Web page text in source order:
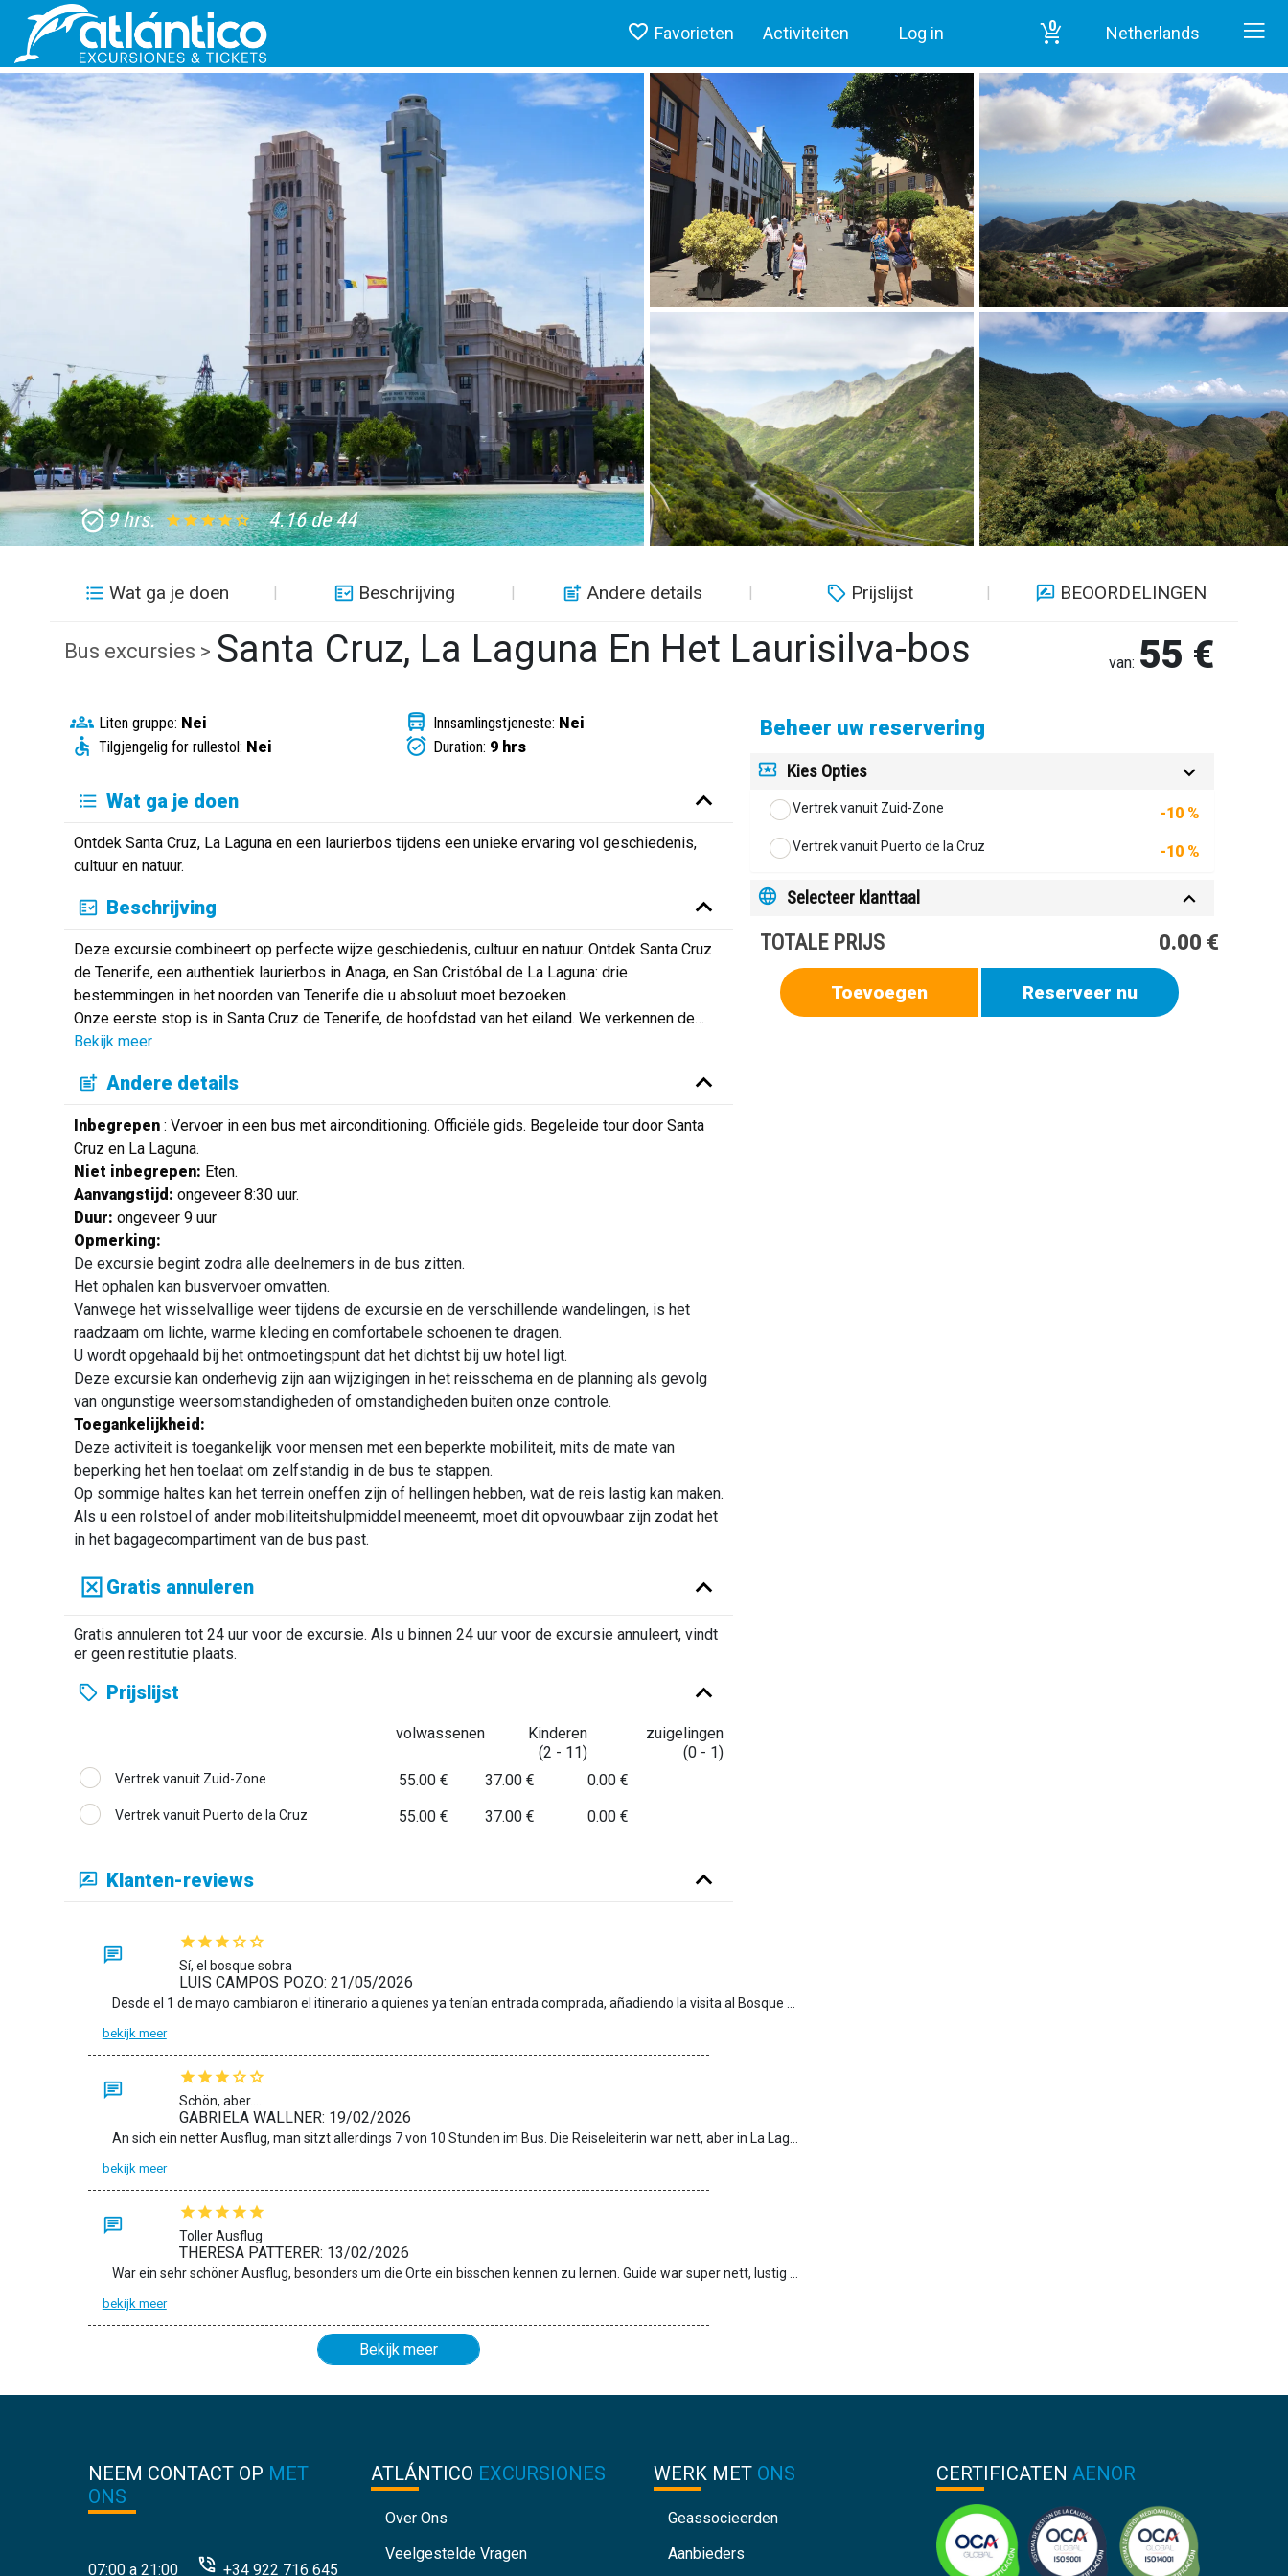
Favorieten Activiteiten Log in 0 Netherlands
9 hrs. 4.16 de 44
Wat ga je doen Beschrijving Andere details Prijslijst BEOORDELINGEN
Bus excursies > Santa Cruz, La Laguna En Het Laurisilva-bos van: 55 €
Liten gruppe: Nei Innsamlingstjeneste: Nei
Tilgjengelig for rullestol: Nei Duration: 9 hrs
Wat ga je doen
Ontdek Santa Cruz, La Laguna en een laurierbos tijdens een unieke ervaring vol geschiedenis,
cultuur en natuur.
Beschrijving
Deze excursie combineert op perfecte wijze geschiedenis, cultuur en natuur. Ontdek Santa Cruz
de Tenerife, een authentiek laurierbos in Anaga, en San Cristóbal de La Laguna: drie
bestemmingen in het noorden van Tenerife die u absoluut moet bezoeken.
Onze eerste stop is in Santa Cruz de Tenerife, de hoofdstad van het eiland. We verkennen de…
Bekijk meer
Andere details
Inbegrepen: Vervoer in een bus met airconditioning. Officiële gids. Begeleide tour door Santa
Cruz en La Laguna.
Niet inbegrepen: Eten.
Aanvangstijd: ongeveer 8:30 uur.
Duur: ongeveer 9 uur
Opmerking:
De excursie begint zodra alle deelnemers in de bus zitten.
Het ophalen kan busvervoer omvatten.
Vanwege het wisselvallige weer tijdens de excursie en de verschillende wandelingen, is het
raadzaam om lichte, warme kleding en comfortabele schoenen te dragen.
U wordt opgehaald bij het ontmoetingspunt dat het dichtst bij uw hotel ligt.
Deze excursie kan onderhevig zijn aan wijzigingen in het reisschema en de planning als gevolg
van ongunstige weersomstandigheden of omstandigheden buiten onze controle.
Toegankelijkheid:
Deze activiteit is toegankelijk voor mensen met een beperkte mobiliteit, mits de mate van
beperking het hen toelaat om zelfstandig in de bus te stappen.
Op sommige haltes kan het terrein oneffen zijn of hellingen hebben, wat de reis lastig kan maken.
Als u een rolstoel of ander mobiliteitshulpmiddel meeneemt, moet dit opvouwbaar zijn zodat het
in het bagagecompartiment van de bus past.
Gratis annuleren
Gratis annuleren tot 24 uur voor de excursie. Als u binnen 24 uur voor de excursie annuleert, vindt
er geen restitutie plaats.
Prijslijst
volwassenen
Kinderen
(2 - 11)
zuigelingen
(0 - 1)
Vertrek vanuit Zuid-Zone 55.00 € 37.00 € 0.00 €
Vertrek vanuit Puerto de la Cruz 55.00 € 37.00 € 0.00 €
Klanten-reviews
Sí, el bosque sobra
LUIS CAMPOS POZO: 21/05/2026
bekijk meer
Schön, aber....
GABRIELA WALLNER: 19/02/2026
bekijk meer
Toller Ausflug
THERESA PATTERER: 13/02/2026
bekijk meer
Bekijk meer
Beheer uw reservering
Kies Opties
Vertrek vanuit Zuid-Zone -10 %
Vertrek vanuit Puerto de la Cruz -10 %
Selecteer klanttaal
TOTALE PRIJS 0.00 €
Toevoegen Reserveer nu
NEEM CONTACT OP MET
ONS
07:00 a 21:00 +34 922 716 645
ATLÁNTICO EXCURSIONES
Over Ons
Veelgestelde Vragen
WERK MET ONS
Geassocieerden
Aanbieders
CERTIFICATEN AENOR